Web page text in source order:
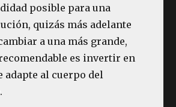
posible para una
quizás más adelante
a una más grande,
es invertir en
adapte al cuerpo del